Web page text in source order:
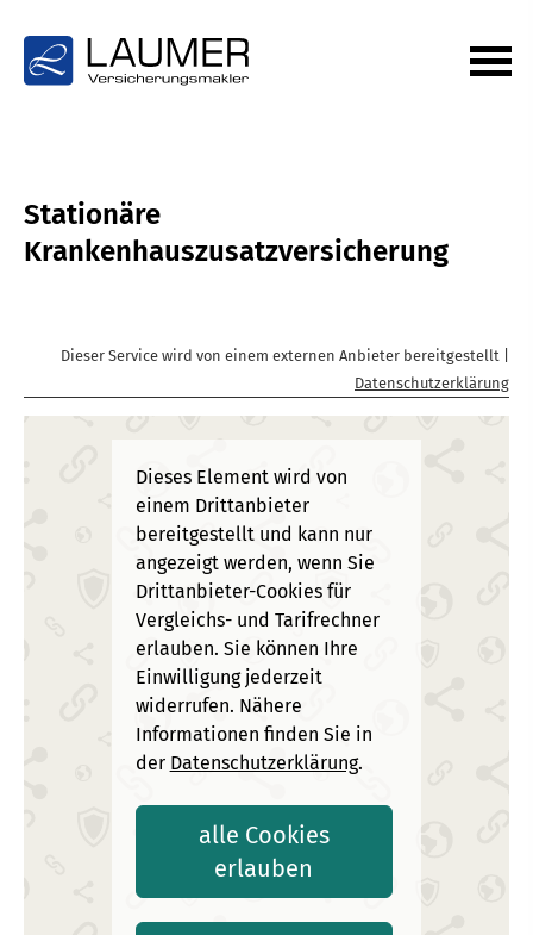
Stationäre
Krankenhauszusatzversicherung
Dieser Service wird von einem externen Anbieter bereitgestellt |
Datenschutzerklärung
Dieses Element wird von
einem Drittanbieter
bereitgestellt und kann nur
angezeigt werden, wenn Sie
Drittanbieter-Cookies für
Vergleichs- und Tarifrechner
erlauben. Sie können Ihre
Einwilligung jederzeit
widerrufen. Nähere
Informationen finden Sie in
der Datenschutzerklärung.
alle Cookies
erlauben